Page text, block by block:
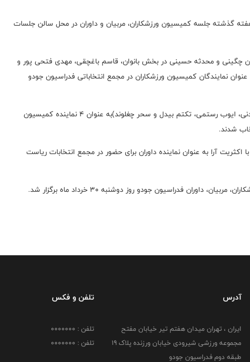
گذشته جلسه کمیسیون ورزشکاران، مربیان و داوران در محل سالن جلسات
چگینی و محدثه حسینی در بخش بانوان، قاسم باغچقی، مهدی فتحی پور و
نمایندگان کمیسیون ورزشکاران در مجمع انتخاباتی فدراسیون جودو
در جلسه کمیسیون مربیان (استاد محمدرضا مدنی، ایوب رستمی، تکتم بیدل و سحر چغلوند)به عنوان ۴ نماینده کمیسیون
شدند.
آرا به عنوان نماینده داوران برای حضور در مجمع انتخابات ریاست
داوران فدراسیون جودو روز دوشنبه ۳۰ خرداد ماه برگزار شد.
آدرس
ایران ، تهران میدان هفتم تیر خیابان مفتح
مجموعه ورزشی شیرودی خیابان ورزنده پلاک ۱۹
طبقه دوم فدراسیون جودو
تلفن و فکس
تلفن : 0000000
تلفن : 0000000